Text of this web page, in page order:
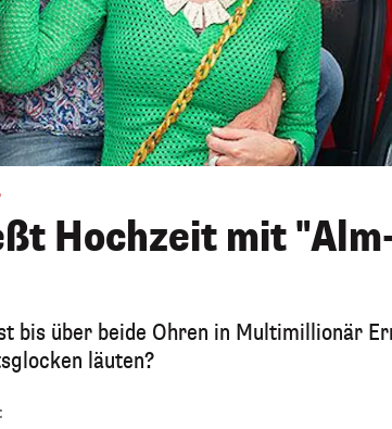
Hochzeit mit
bis über beide Ohren in Multimillionär
läuten?